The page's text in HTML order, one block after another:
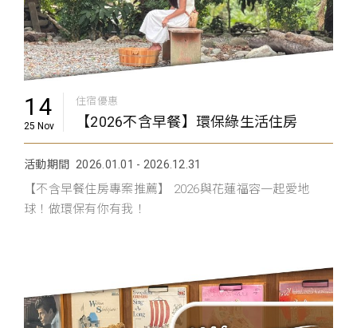
14
25 Nov
住宿優惠
【2026不含早餐】環保綠生活住房
活動期間 2026.01.01 - 2026.12.31
【不含早餐住房專案推薦】 2026與花蓮福容一起愛地
球！做環保有你有我！